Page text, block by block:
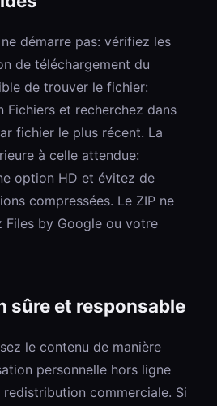
démarre pas: vérifiez les
de téléchargement du
de trouver le fichier:
Fichiers et recherchez dans
fichier le plus récent. La
à celle attendue:
option HD et évitez de
compressées. Le ZIP ne
Files by Google ou votre
sûre et responsable
le contenu de manière
personnelle hors ligne
commerciale. Si